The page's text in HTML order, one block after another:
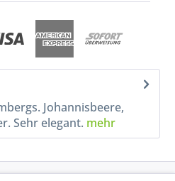
Johannisbeere,
Sehr elegant. mehr